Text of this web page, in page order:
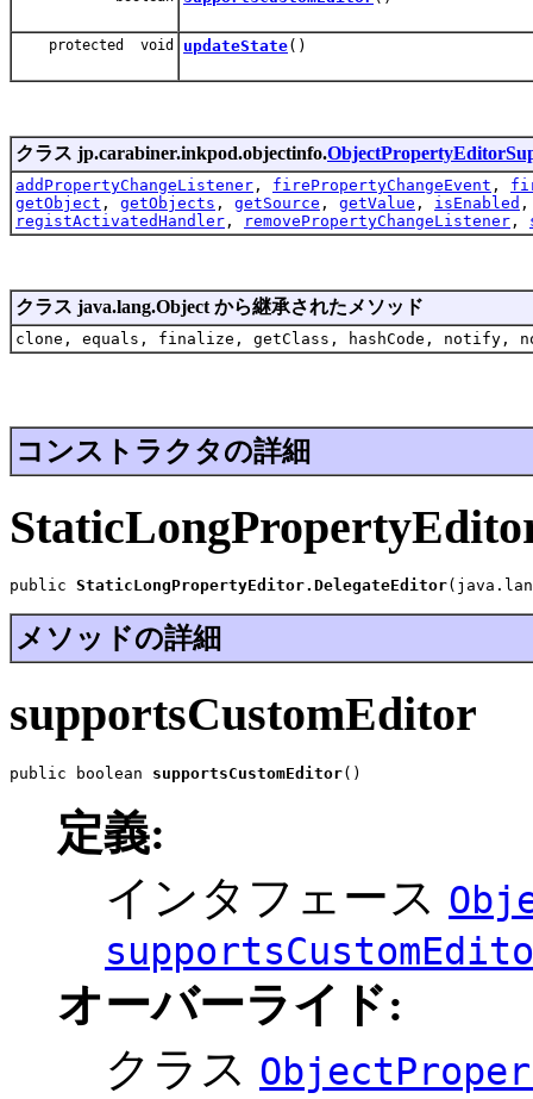
protected void updateState()
クラス jp.carabiner.inkpod.objectinfo.
addPropertyChangeListener , firePropertyChangeEvent ,
getObject , getObjects , getSource , getValue , isEnabled
registActivatedHandler , removePropertyChangeListener ,
クラス java.lang.Object から継承されたメソッド
clone, equals, finalize, getClass, hashCode,
コンストラクタの詳細
public StaticLongPropertyEditor.DelegateEditor
メソッドの詳細
supportsCustomEditor
public boolean supportsCustomEditor()
定義:
インタフェース
オーバーライド:
クラス